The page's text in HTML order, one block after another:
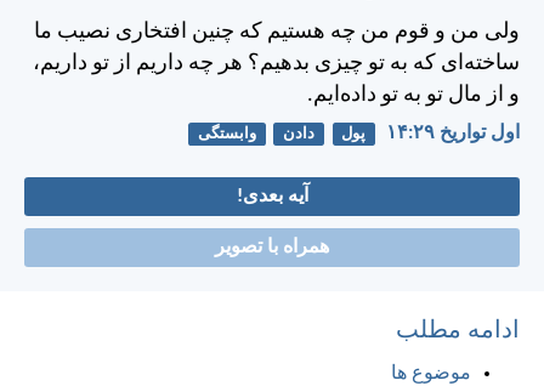
ولی من و قوم من چه هستيم كه چنين افتخاری نصيب ما
ساخته‌ای كه به تو چيزی بدهيم؟ هر چه داريم از تو داريم،
و از مال تو به تو داده‌ايم.
اول تواريخ ۲۹:‏۱۴ پول دادن وابستگی
آیه بعدی!
همراه با تصویر
ادامه مطلب
موضوع ها